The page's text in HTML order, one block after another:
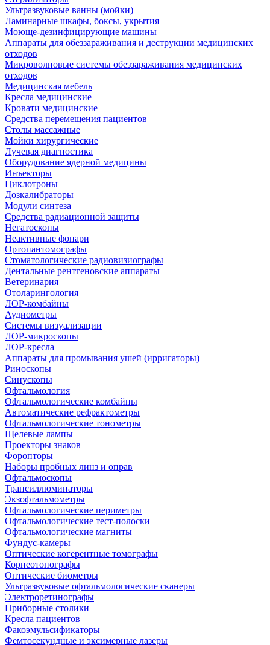
Ультразвуковые ванны (мойки)
Ламинарные шкафы, боксы, укрытия
Моюще-дезинфицирующие машины
Аппараты для обеззараживания и деструкции медицинских
отходов
Микроволновые системы обеззараживания медицинских
отходов
Медицинская мебель
Кресла медицинские
Кровати медицинские
Средства перемещения пациентов
Столы массажные
Мойки хирургические
Лучевая диагностика
Оборудование ядерной медицины
Инъекторы
Циклотроны
Дозкалибраторы
Модули синтеза
Средства радиационной защиты
Негатоскопы
Неактивные фонари
Ортопантомографы
Стоматологические радиовизиографы
Дентальные рентгеновские аппараты
Ветеринария
Отоларингология
ЛОР-комбайны
Аудиометры
Системы визуализации
ЛОР-микроскопы
ЛОР-кресла
Аппараты для промывания ушей (ирригаторы)
Риноскопы
Синускопы
Офтальмология
Офтальмологические комбайны
Автоматические рефрактометры
Офтальмологические тонометры
Щелевые лампы
Проекторы знаков
Форопторы
Наборы пробных линз и оправ
Офтальмоскопы
Трансиллюминаторы
Экзофтальмометры
Офтальмологические периметры
Офтальмологические тест-полоски
Офтальмологические магниты
Фундус-камеры
Оптические когерентные томографы
Корнеотопографы
Оптические биометры
Ультразвуковые офтальмологические сканеры
Электроретинографы
Приборные столики
Кресла пациентов
Факоэмульсификаторы
Фемтосекундные и эксимерные лазеры